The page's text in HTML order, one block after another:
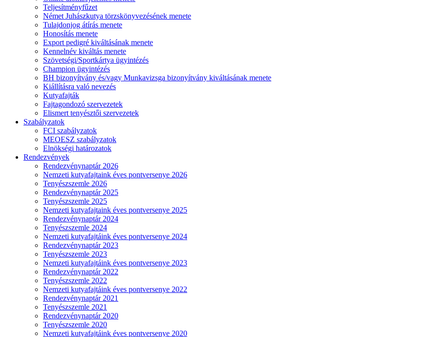
Teljesítményfűzet
Német Juhászkutya törzskönyvezésének menete
Tulajdonjog átírás menete
Honosítás menete
Export pedigré kiváltásának menete
Kennelnév kiváltás menete
Szövetségi/Sportkártya ügyintézés
Champion ügyintézés
BH bizonyítvány és/vagy Munkavizsga bizonyítvány kiváltásának menete
Kiállításra való nevezés
Kutyafajták
Fajtagondozó szervezetek
Elismert tenyésztői szervezetek
Szabályzatok
FCI szabályzatok
MEOESZ szabályzatok
Elnökségi határozatok
Rendezvények
Rendezvénynaptár 2026
Nemzeti kutyafajtaink éves pontversenye 2026
Tenyészszemle 2026
Rendezvénynaptár 2025
Tenyészszemle 2025
Nemzeti kutyafajtaink éves pontversenye 2025
Rendezvénynaptár 2024
Tenyészszemle 2024
Nemzeti kutyafajtáink éves pontversenye 2024
Rendezvénynaptár 2023
Tenyészszemle 2023
Nemzeti kutyafajtáink éves pontversenye 2023
Rendezvénynaptár 2022
Tenyészszemle 2022
Nemzeti kutyafajtáink éves pontversenye 2022
Rendezvénynaptár 2021
Tenyészszemle 2021
Rendezvénynaptár 2020
Tenyészszemle 2020
Nemzeti kutyafajtáink éves pontversenye 2020